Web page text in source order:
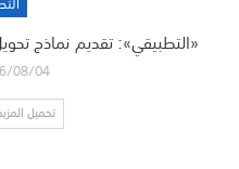
«التطبيقي»: تقديم نماذج
08/04
تحميل